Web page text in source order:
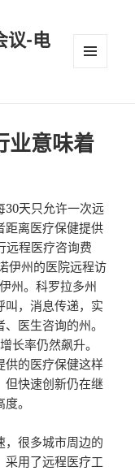
议-电
业意味着
30天只允许一次远
距离医疗保健提供
远程医疗咨询费
伊州的医院远程访
州。科罗拉多州
叫，消息传递，实
医生咨询的州。
长率仍然飙升。
供的医疗保健这样
但快速创新仍在继
。
，很多城市周边的
采用了远程医疗工